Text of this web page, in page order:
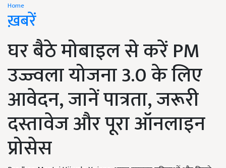
Home
ख़बरें
घर बैठे मोबाइल से करें PM
उज्ज्वला योजना 3.0 के लिए
आवेदन, जानें पात्रता, जरूरी
दस्तावेज और पूरा ऑनलाइन
प्रोसेस